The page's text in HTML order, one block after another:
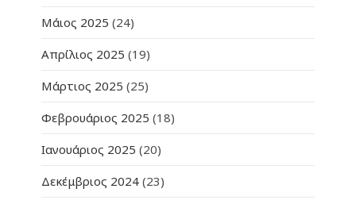
Μάιος 2025 (24)
Απρίλιος 2025 (19)
Μάρτιος 2025 (25)
Φεβρουάριος 2025 (18)
Ιανουάριος 2025 (20)
Δεκέμβριος 2024 (23)